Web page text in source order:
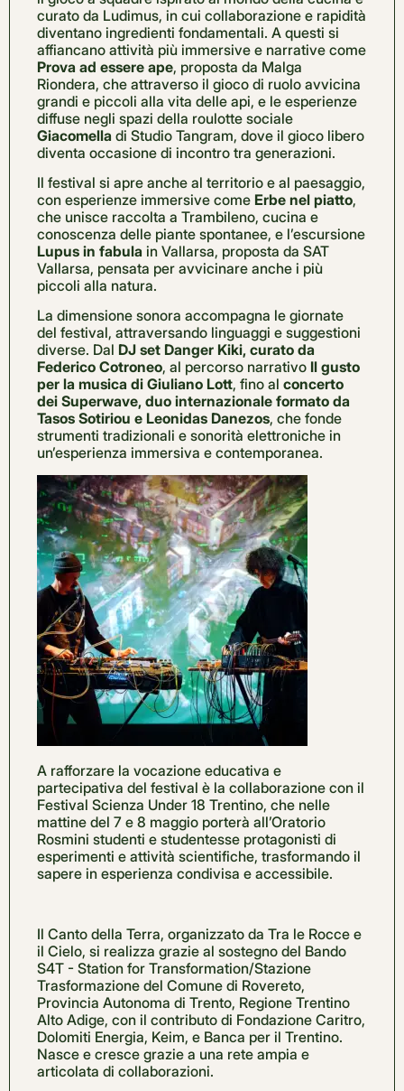
curato da Ludimus, in cui collaborazione e rapidità
diventano ingredienti fondamentali. A questi si
affiancano attività più immersive e narrative come
Prova ad essere ape, proposta da Malga
Riondera, che attraverso il gioco di ruolo avvicina
grandi e piccoli alla vita delle api, e le esperienze
diffuse negli spazi della roulotte sociale
Giacomella di Studio Tangram, dove il gioco libero
diventa occasione di incontro tra generazioni.
Il festival si apre anche al territorio e al paesaggio,
con esperienze immersive come Erbe nel piatto,
che unisce raccolta a Trambileno, cucina e
conoscenza delle piante spontanee, e l’escursione
Lupus in fabula in Vallarsa, proposta da SAT
Vallarsa, pensata per avvicinare anche i più
piccoli alla natura.
La dimensione sonora accompagna le giornate
del festival, attraversando linguaggi e suggestioni
diverse. Dal DJ set Danger Kiki, curato da
Federico Cotroneo, al percorso narrativo Il gusto
per la musica di Giuliano Lott, fino alconcerto
dei Superwave, duo internazionale formato da
Tasos Sotiriou e Leonidas Danezos, che fonde
strumenti tradizionali e sonorità elettroniche in
un’esperienza immersiva e contemporanea.
A rafforzare la vocazione educativa e
partecipativa del festival è la collaborazione con il
Festival Scienza Under 18 Trentino, che nelle
mattine del 7 e 8 maggio porterà all’Oratorio
Rosmini studenti e studentesse protagonisti di
esperimenti e attività scientifiche, trasformando il
sapere in esperienza condivisa e accessibile.
Il Canto della Terra, organizzato da Tra le Rocce e
il Cielo, si realizza grazie al sostegno del Bando
S4T - Station for Transformation/Stazione
Trasformazione del Comune di Rovereto,
Provincia Autonoma di Trento, Regione Trentino
Alto Adige, con il contributo di Fondazione Caritro,
Dolomiti Energia, Keim, e Banca per il Trentino.
Nasce e cresce grazie a una rete ampia e
articolata di collaborazioni.